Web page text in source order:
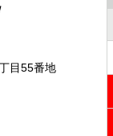
目55番地